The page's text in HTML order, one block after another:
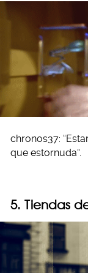
chronos37:
que estornuda”.
5. Tiendas